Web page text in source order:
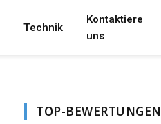
Technik
Kontaktiere
uns
TOP-BEWERTUNGEN